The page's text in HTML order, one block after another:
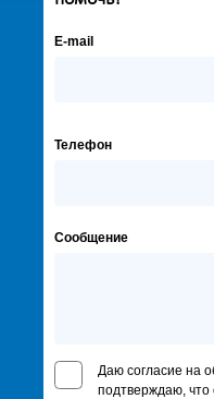
E-mail
Телефон
Сообщение
Даю согласие на
подтверждаю, что